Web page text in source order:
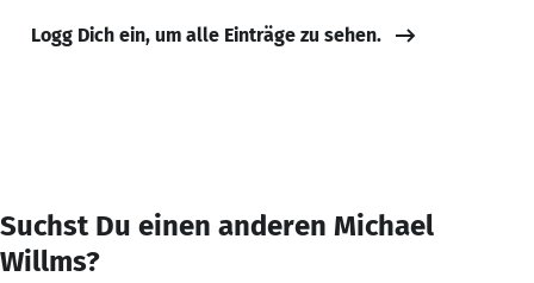
Logg Dich ein, um alle Einträge zu sehen.
Suchst Du einen anderen Michael
Willms?